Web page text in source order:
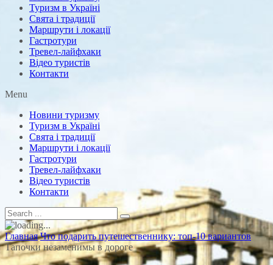
Туризм в Україні
Свята і традиції
Маршрути і локації
Гастротури
Тревел-лайфхаки
Відео туристів
Контакти
Menu
Новини туризму
Туризм в Україні
Свята і традиції
Маршрути і локації
Гастротури
Тревел-лайфхаки
Відео туристів
Контакти
Главная Что подарить путешественнику: топ-10 вариантов
Тапочки незаменимы в дороге